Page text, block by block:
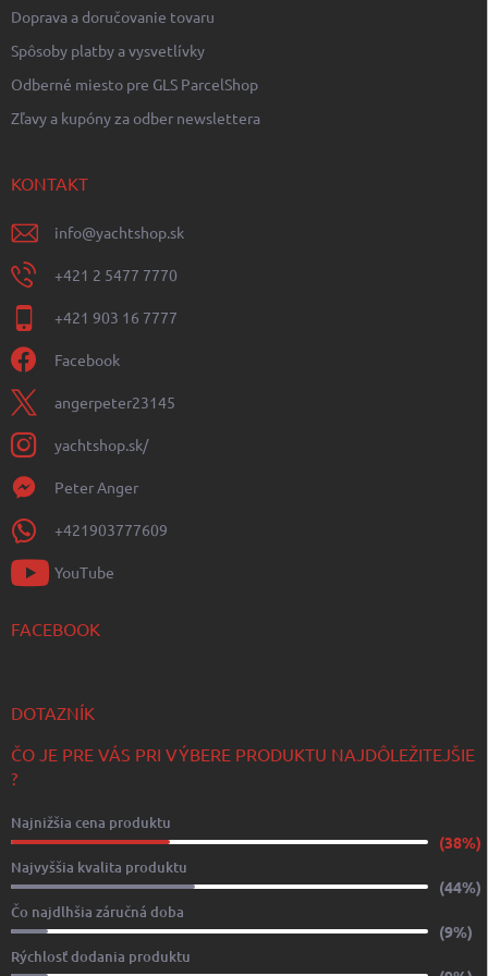
Doprava a doručovanie tovaru
Spôsoby platby a vysvetlívky
Odberné miesto pre GLS ParcelShop
Zľavy a kupóny za odber newslettera
KONTAKT
info@yachtshop.sk
+421 2 5477 7770
+421 903 16 7777
Facebook
angerpeter23145
yachtshop.sk/
Peter Anger
+421903777609
YouTube
FACEBOOK
DOTAZNÍK
ČO JE PRE VÁS PRI VÝBERE PRODUKTU NAJDÔLEŽITEJŠIE
?
Najnižšia cena produktu
(38%)
Najvyššia kvalita produktu
(44%)
Čo najdlhšia záručná doba
(9%)
Rýchlosť dodania produktu